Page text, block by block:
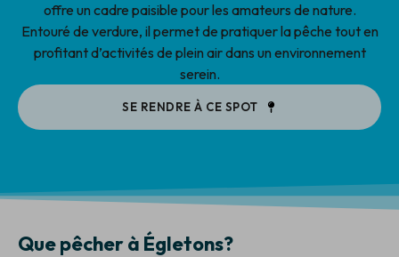
offre un cadre paisible pour les amateurs de nature.
Entouré de verdure, il permet de pratiquer la pêche tout en
profitant d’activités de plein air dans un environnement
serein.
SE RENDRE À CE SPOT
Que pêcher à Égletons?